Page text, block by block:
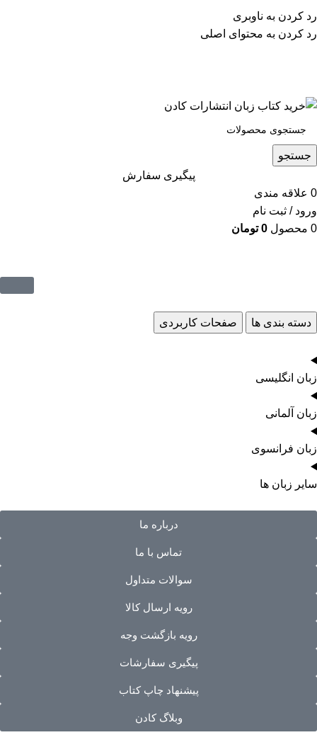
رد کردن به ناوبری
رد کردن به محتوای اصلی
پشتیبانی تلگرام : 09201005262
۵۰ تا۶۰ درصد تخفیف واقعی و همیشگی در خرید از سایت
جستجو
پیگیری سفارش
0 علاقه مندی
ورود / ثبت نام
0 محصول 0 تومان
دسته بندی ها صفحات کاربردی
زبان انگلیسی
زبان آلمانی
زبان فرانسوی
سایر زبان ها
درباره ما
تماس با ما
سوالات متداول
رویه ارسال کالا
رویه بازگشت وجه
پیگیری سفارشات
پیشنهاد چاپ کتاب
وبلاگ کادن